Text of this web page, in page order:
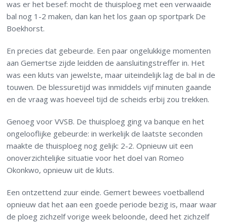
was er het besef: mocht de thuisploeg met een verwaaide
bal nog 1-2 maken, dan kan het los gaan op sportpark De
Boekhorst.
En precies dat gebeurde. Een paar ongelukkige momenten
aan Gemertse zijde leidden de aansluitingstreffer in. Het
was een kluts van jewelste, maar uiteindelijk lag de bal in de
touwen. De blessuretijd was inmiddels vijf minuten gaande
en de vraag was hoeveel tijd de scheids erbij zou trekken.
Genoeg voor VVSB. De thuisploeg ging va banque en het
ongelooflijke gebeurde: in werkelijk de laatste seconden
maakte de thuisploeg nog gelijk: 2-2. Opnieuw uit een
onoverzichtelijke situatie voor het doel van Romeo
Okonkwo, opnieuw uit de kluts.
Een ontzettend zuur einde. Gemert bewees voetballend
opnieuw dat het aan een goede periode bezig is, maar waar
de ploeg zichzelf vorige week beloonde, deed het zichzelf